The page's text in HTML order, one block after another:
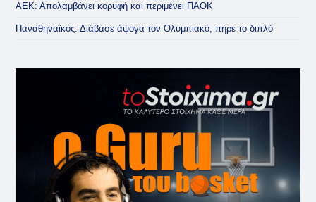
ΑΕΚ: Απολαμβάνει κορυφή και περιμένει ΠΑΟΚ
Παναθηναϊκός: Διάβασε άψογα τον Ολυμπιακό, πήρε το διπλό